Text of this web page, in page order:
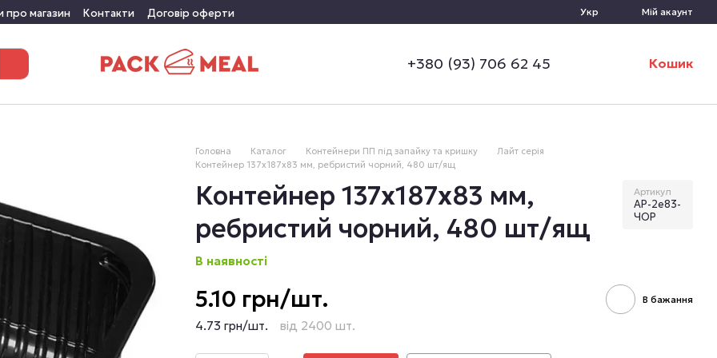
про магазин Контакти Договір оферти Укр Мій акаунт
+380 (93) 706 62 45 Кошик
Головна Каталог Контейнери ПП під запайку та кришку
Лайт серія
Контейнер 137х187х83 мм, ребристий чорний, 480 шт/ящ
Контейнер 137х187х83 мм,
ребристий чорний, 480 шт/ящ
Артикул
АР-2е83-
ЧОР
В наявності
5.10 грн/шт. В бажання
4.73 грн/шт. від 2400 шт.